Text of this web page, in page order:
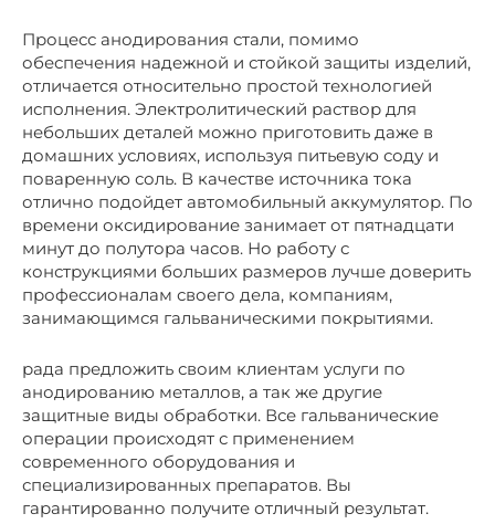
Процесс анодирования стали, помимо
обеспечения надежной и стойкой защиты изделий,
отличается относительно простой технологией
исполнения. Электролитический раствор для
небольших деталей можно приготовить даже в
домашних условиях, используя питьевую соду и
поваренную соль. В качестве источника тока
отлично подойдет автомобильный аккумулятор. По
времени оксидирование занимает от пятнадцати
минут до полутора часов. Но работу с
конструкциями больших размеров лучше доверить
профессионалам своего дела, компаниям,
занимающимся гальваническими покрытиями.
рада предложить своим клиентам услуги по
анодированию металлов, а так же другие
защитные виды обработки. Все гальванические
операции происходят с применением
современного оборудования и
специализированных препаратов. Вы
гарантированно получите отличный результат.